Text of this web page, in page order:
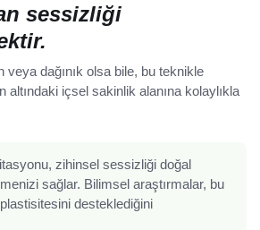
sessizliği
veya dağınık olsa bile, bu teknikle
altındaki içsel sakinlik alanına kolaylıkla
zihinsel sessizliği doğal
sağlar. Bilimsel araştırmalar, bu
desteklediğini